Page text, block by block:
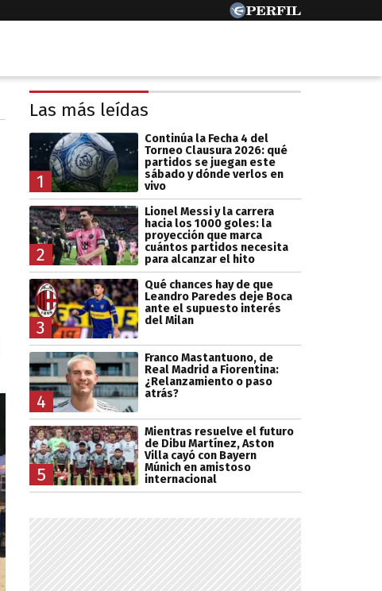
Las más leídas
1
Continúa la Fecha 4 del
Torneo Clausura 2026: qué
partidos se juegan este
sábado y dónde verlos en
vivo
2
Lionel Messi y la carrera
hacia los 1000 goles: la
proyección que marca
cuántos partidos necesita
para alcanzar el hito
3
Qué chances hay de que
Leandro Paredes deje Boca
ante el supuesto interés
del Milan
4
Franco Mastantuono, de
Real Madrid a Fiorentina:
¿Relanzamiento o paso
atrás?
5
Mientras resuelve el futuro
de Dibu Martínez, Aston
Villa cayó con Bayern
Múnich en amistoso
internacional